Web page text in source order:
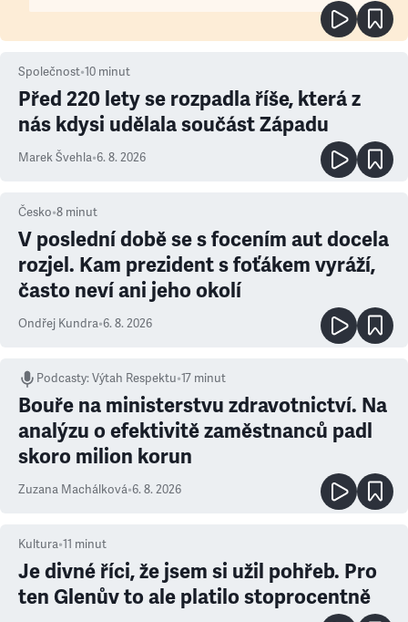
Společnost•10 minut
Před 220 lety se rozpadla říše, která z
nás kdysi udělala součást Západu
Marek Švehla•6. 8. 2026
Česko•8 minut
V poslední době se s focením aut docela
rozjel. Kam prezident s foťákem vyráží,
často neví ani jeho okolí
Ondřej Kundra•6. 8. 2026
Podcasty:Výtah Respektu•17 minut
Bouře na ministerstvu zdravotnictví. Na
analýzu o efektivitě zaměstnanců padl
skoro milion korun
Zuzana Machálková•6. 8. 2026
Kultura•11 minut
Je divné říci, že jsem si užil pohřeb. Pro
ten Glenův to ale platilo stoprocentně